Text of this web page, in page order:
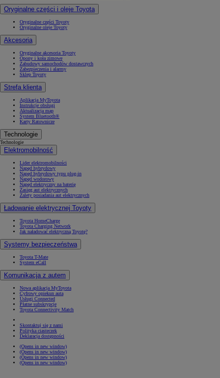
Oryginalne części i oleje Toyota
Oryginalne części Toyoty
Oryginalne oleje Toyoty
Akcesoria
Oryginalne akcesoria Toyoty
Opony i koła zimowe
Zabudowy samochodów dostawczych
Zabezpieczenia i alarmy
Sklep Toyoty
Strefa klienta
Aplikacja MyToyota
Instrukcje obsługi
Aktualizacja map
System Bluetooth®
Karty Ratownicze
Technologie
Technologie
Elektromobilność
Lider elektromobilności
Napęd hybrydowy
Napęd hybrydowy typu plug-in
Napęd wodorowy
Napęd elektryczny na baterię
Zasięg aut elektrycznych
Zalety posiadania aut elektrycznych
Ładowanie elektrycznej Toyoty
Toyota HomeCharge
Toyota Charging Network
Jak naładować elektryczną Toyotę?
Systemy bezpieczeństwa
Toyota T-Mate
System eCall
Komunikacja z autem
Nowa aplikacja MyToyota
Cyfrowy opiekun auta
Usługi Connected
Płatne subskrypcje
Toyota Connectivity Match
Skontaktuj się z nami
Polityka ciasteczek
Deklaracja dostępności
(Opens in new window)
(Opens in new window)
(Opens in new window)
(Opens in new window)